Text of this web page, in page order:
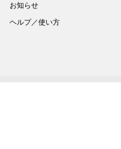
お知らせ
ヘルプ／使い方